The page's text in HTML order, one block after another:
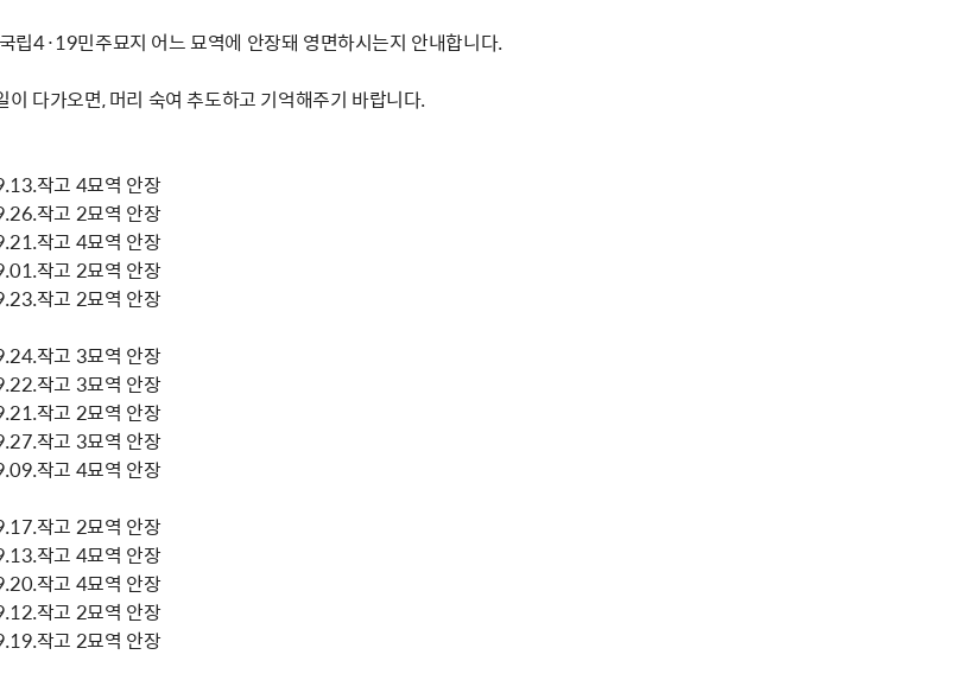
립4·19민주묘지 어느 묘역에 안장돼 영면하시는지 안내합니다.
다가오면, 머리 숙여 추도하고 기억해주기 바랍니다.
작고 4묘역 안장
작고 2묘역 안장
작고 4묘역 안장
작고 2묘역 안장
작고 2묘역 안장
작고 3묘역 안장
작고 3묘역 안장
작고 2묘역 안장
작고 3묘역 안장
작고 4묘역 안장
작고 2묘역 안장
작고 4묘역 안장
작고 4묘역 안장
작고 2묘역 안장
작고 2묘역 안장